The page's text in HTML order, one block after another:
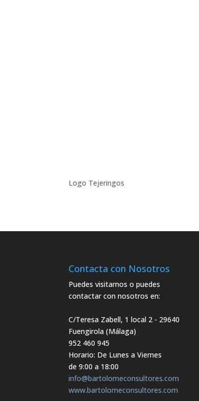
Logo Tejeringos
Contacta con Nosotros
Puedes visitarnos o puedes
contactar con nosotros en:
C/Teresa Zabell, 1 local 2 - 29640
Fuengirola (Málaga)
952 460 945
Horario: De Lunes a Viernes
de 9:00 a 18:00
info@bartolomeconsultores.com
www.bartolomeconsultores.com